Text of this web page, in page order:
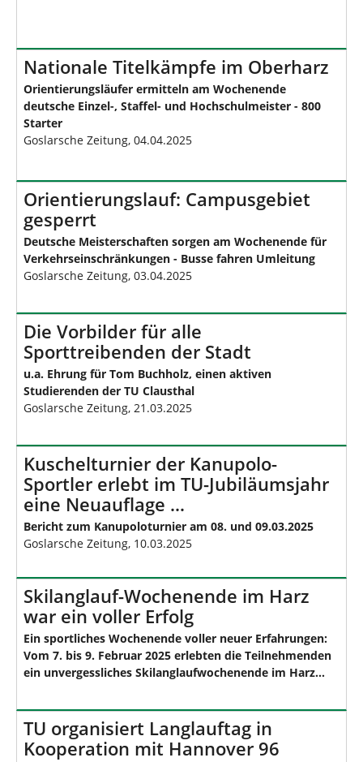
Nationale Titelkämpfe im Oberharz
Orientierungsläufer ermitteln am Wochenende
deutsche Einzel-, Staffel- und Hochschulmeister - 800
Starter
Goslarsche Zeitung, 04.04.2025
Orientierungslauf: Campusgebiet
gesperrt
Deutsche Meisterschaften sorgen am Wochenende für
Verkehrseinschränkungen - Busse fahren Umleitung
Goslarsche Zeitung, 03.04.2025
Die Vorbilder für alle
Sporttreibenden der Stadt
u.a. Ehrung für Tom Buchholz, einen aktiven
Studierenden der TU Clausthal
Goslarsche Zeitung, 21.03.2025
Kuschelturnier der Kanupolo-
Sportler erlebt im TU-Jubiläumsjahr
eine Neuauflage …
Bericht zum Kanupoloturnier am 08. und 09.03.2025
Goslarsche Zeitung, 10.03.2025
Skilanglauf-Wochenende im Harz
war ein voller Erfolg
Ein sportliches Wochenende voller neuer Erfahrungen:
Vom 7. bis 9. Februar 2025 erlebten die Teilnehmenden
ein unvergessliches Skilanglaufwochenende im Harz...
TU organisiert Langlauftag in
Kooperation mit Hannover 96